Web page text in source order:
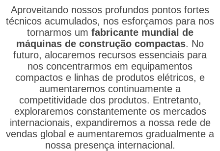
Aproveitando nossos profundos pontos fortes
técnicos acumulados, nos esforçamos para nos
tornarmos um fabricante mundial de
máquinas de construção compactas. No
futuro, alocaremos recursos essenciais para
nos concentrarmos em equipamentos
compactos e linhas de produtos elétricos, e
aumentaremos continuamente a
competitividade dos produtos. Entretanto,
exploraremos constantemente os mercados
internacionais, expandiremos a nossa rede de
vendas global e aumentaremos gradualmente a
nossa presença internacional.